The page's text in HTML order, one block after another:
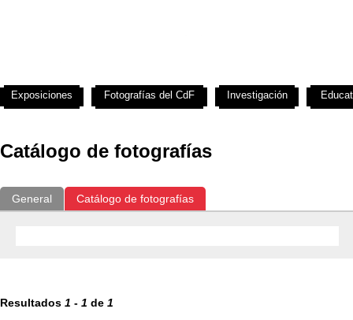
Catálogo de fotografías
General Catálogo de fotografías
Resultados 1 - 1 de 1
Exposiciones Fotografías del CdF Investigación